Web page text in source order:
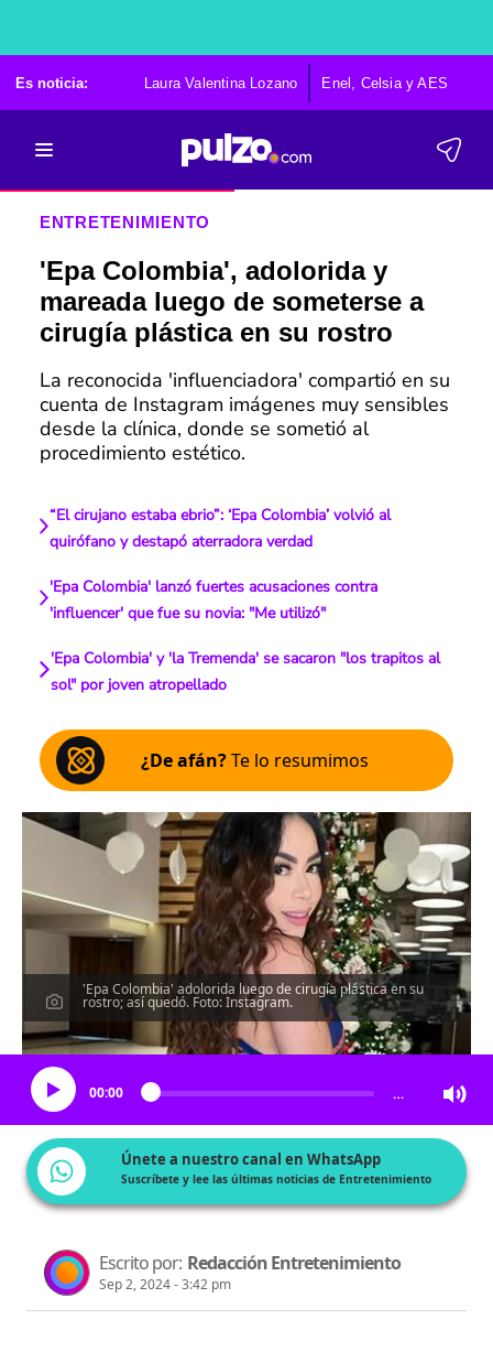
Es noticia: Laura Valentina Lozano Enel, Celsia y AES
ENTRETENIMIENTO
'Epa Colombia', adolorida y
mareada luego de someterse a
cirugía plástica en su rostro
La reconocida 'influenciadora' compartió en su
cuenta de Instagram imágenes muy sensibles
desde la clínica, donde se sometió al
procedimiento estético.
“El cirujano estaba ebrio”: ‘Epa Colombia’ volvió al
quirófano y destapó aterradora verdad
'Epa Colombia' lanzó fuertes acusaciones contra
'influencer' que fue su novia: "Me utilizó"
'Epa Colombia' y 'la Tremenda' se sacaron "los trapitos al
sol" por joven atropellado
¿De afán?Te lo resumimos
'Epa Colombia' adolorida luego de cirugía plástica en su
rostro; así quedó. Foto: Instagram.
Escucha el artículo
00:00 …
Únete a nuestro canal en WhatsApp
Suscríbete y lee las últimas noticias de Entretenimiento
Escrito por: Redacción Entretenimiento
Sep 2, 2024 - 3:42 pm